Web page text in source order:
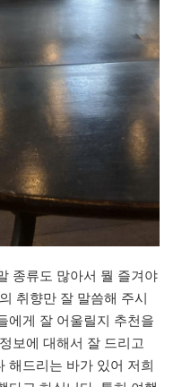
종류도 많아서 뭘 즐겨야
취향만 잘 말씀해 주시
에게 잘 어울릴지 추천을
보에 대해서 잘 드리고
해드리는 바가 있어 저희